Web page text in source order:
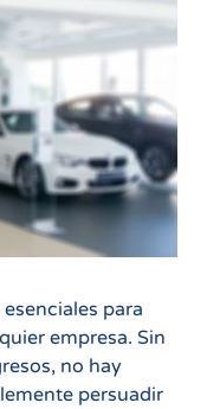
para
empresa. Sin
no hay
persuadir